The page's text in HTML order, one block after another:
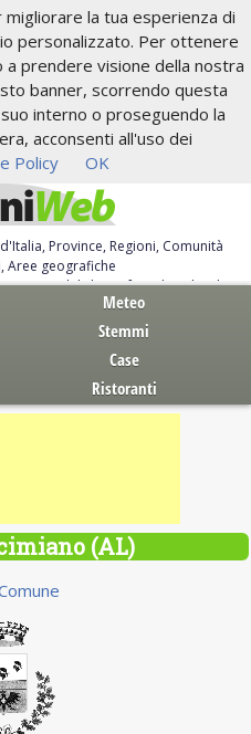
la tua esperienza di
personalizzato. Per ottenere
prendere visione della nostra
banner, scorrendo questa
interno o proseguendo la
acconsenti all'uso dei
Policy OK
Province, Regioni, Comunità
Aree geografiche
moduli, leggi, free download
Meteo
Stemmi
Case
Ristoranti
(AL)